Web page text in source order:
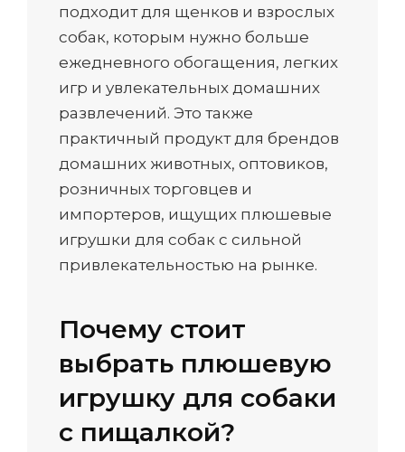
подходит для щенков и взрослых
собак, которым нужно больше
ежедневного обогащения, легких
игр и увлекательных домашних
развлечений. Это также
практичный продукт для брендов
домашних животных, оптовиков,
розничных торговцев и
импортеров, ищущих плюшевые
игрушки для собак с сильной
привлекательностью на рынке.
Почему стоит
выбрать плюшевую
игрушку для собаки
с пищалкой?